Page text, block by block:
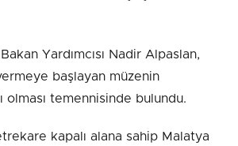
Yardımcısı Nadir Alpaslan,
başlayan müzenin
olması temennisinde bulundu.
kapalı alana sahip Malatya